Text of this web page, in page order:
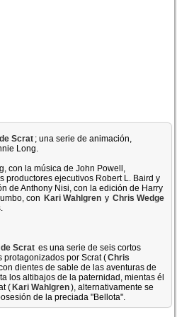
Scrat ; una serie de animación,
Long.
con la música de John Powell,
productores ejecutivos Robert L. Baird y
de Anthony Nisi, con la edición de Harry
con Kari Wahlgren y Chris Wedge
Scrat es una serie de seis cortos
protagonizados por Scrat (Chris
dientes de sable de las aventuras de
los altibajos de la paternidad, mientas él
(Kari Wahlgren), alternativamente se
de la preciada "Bellota".